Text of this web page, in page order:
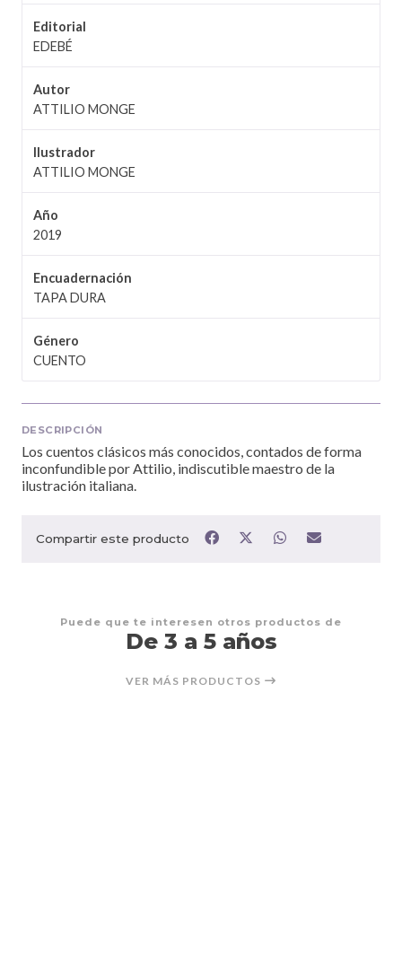
Editorial
EDEBÉ
Autor
ATTILIO MONGE
Ilustrador
ATTILIO MONGE
Año
2019
Encuadernación
TAPA DURA
Género
CUENTO
DESCRIPCIÓN
Los cuentos clásicos más conocidos, contados de forma
inconfundible por Attilio, indiscutible maestro de la
ilustración italiana.
Compartir este producto
Puede que te interesen otros productos de
De 3 a 5 años
VER MÁS PRODUCTOS